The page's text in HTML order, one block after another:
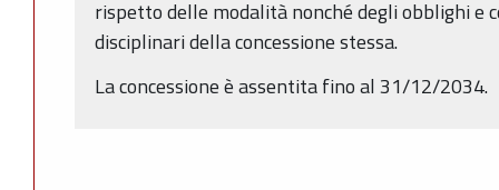
rispetto delle modalità nonché degli obblighi e
disciplinari della concessione stessa.
La concessione è assentita fino al 31/12/2034.